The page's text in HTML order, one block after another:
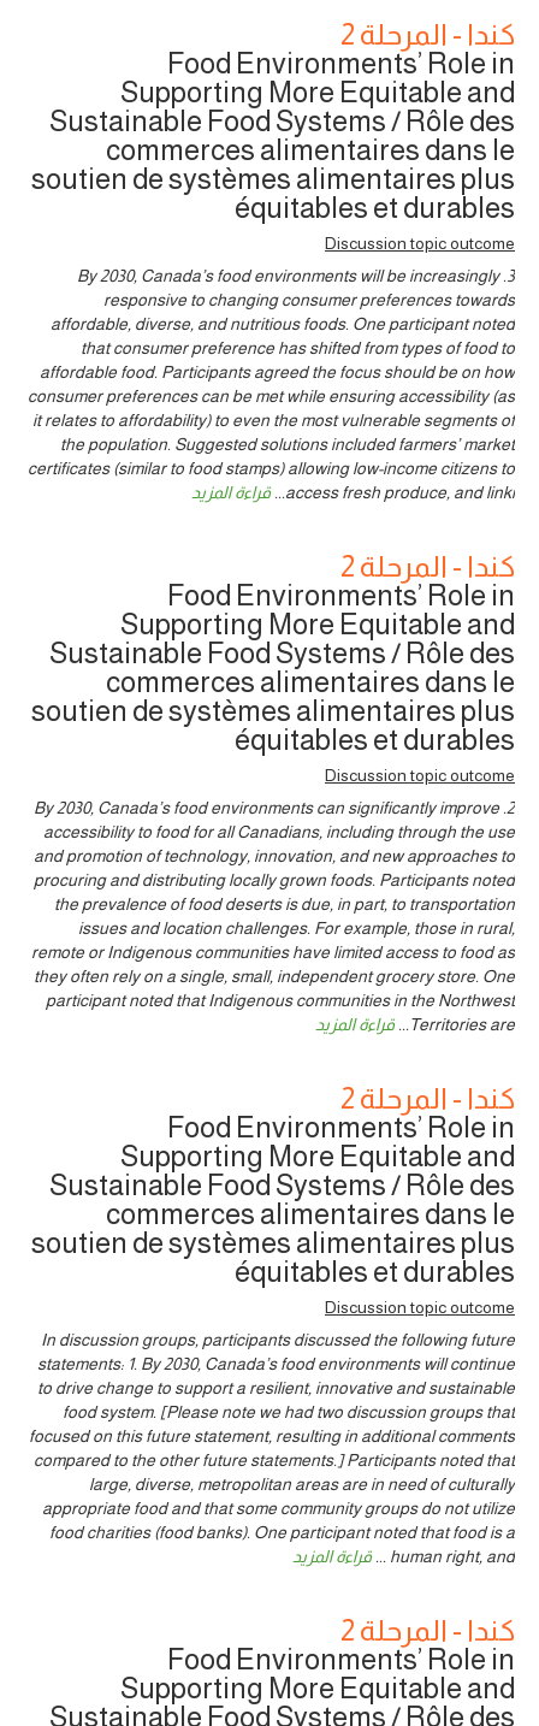
كندا - المرحلة 2
Food Environments’ Role in
Supporting More Equitable and
Sustainable Food Systems / Rôle des
commerces alimentaires dans le
soutien de systèmes alimentaires plus
équitables et durables
Discussion topic outcome
3. By 2030, Canada’s food environments will be increasingly
responsive to changing consumer preferences towards
affordable, diverse, and nutritious foods. One participant noted
that consumer preference has shifted from types of food to
affordable food. Participants agreed the focus should be on how
consumer preferences can be met while ensuring accessibility (as
it relates to affordability) to even the most vulnerable segments of
the population. Suggested solutions included farmers’ market
certificates (similar to food stamps) allowing low-income citizens to
access fresh produce, and linki
... قراءة المزيد
كندا - المرحلة 2
Food Environments’ Role in
Supporting More Equitable and
Sustainable Food Systems / Rôle des
commerces alimentaires dans le
soutien de systèmes alimentaires plus
équitables et durables
Discussion topic outcome
2. By 2030, Canada’s food environments can significantly improve
accessibility to food for all Canadians, including through the use
and promotion of technology, innovation, and new approaches to
procuring and distributing locally grown foods. Participants noted
the prevalence of food deserts is due, in part, to transportation
issues and location challenges. For example, those in rural,
remote or Indigenous communities have limited access to food as
they often rely on a single, small, independent grocery store. One
participant noted that Indigenous communities in the Northwest
Territories are
... قراءة المزيد
كندا - المرحلة 2
Food Environments’ Role in
Supporting More Equitable and
Sustainable Food Systems / Rôle des
commerces alimentaires dans le
soutien de systèmes alimentaires plus
équitables et durables
Discussion topic outcome
In discussion groups, participants discussed the following future
statements: 1. By 2030, Canada’s food environments will continue
to drive change to support a resilient, innovative and sustainable
food system. [Please note we had two discussion groups that
focused on this future statement, resulting in additional comments
compared to the other future statements.] Participants noted that
large, diverse, metropolitan areas are in need of culturally
appropriate food and that some community groups do not utilize
food charities (food banks). One participant noted that food is a
human right, and
... قراءة المزيد
كندا - المرحلة 2
Food Environments’ Role in
Supporting More Equitable and
Sustainable Food Systems / Rôle des